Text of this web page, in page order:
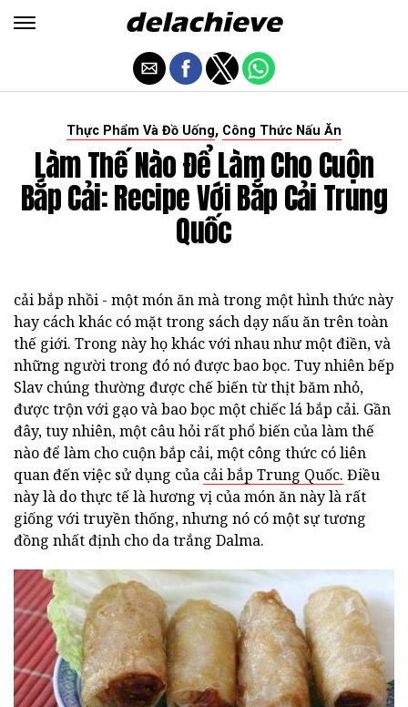
Thực Phẩm Và Đồ Uống, Công Thức Nấu Ăn
Làm Thế Nào Để Làm Cho Cuộn
Bắp Cải: Recipe Với Bắp Cải Trung
Quốc
cải bắp nhồi - một món ăn mà trong một hình thức này
hay cách khác có mặt trong sách dạy nấu ăn trên toàn
thế giới. Trong này họ khác với nhau như một điền, và
những người trong đó nó được bao bọc. Tuy nhiên bếp
Slav chúng thường được chế biến từ thịt băm nhỏ,
được trộn với gạo và bao bọc một chiếc lá bắp cải. Gần
đây, tuy nhiên, một câu hỏi rất phổ biến của làm thế
nào để làm cho cuộn bắp cải, một công thức có liên
quan đến việc sử dụng của cải bắp Trung Quốc. Điều
này là do thực tế là hương vị của món ăn này là rất
giống với truyền thống, nhưng nó có một sự tương
đồng nhất định cho da trắng Dalma.